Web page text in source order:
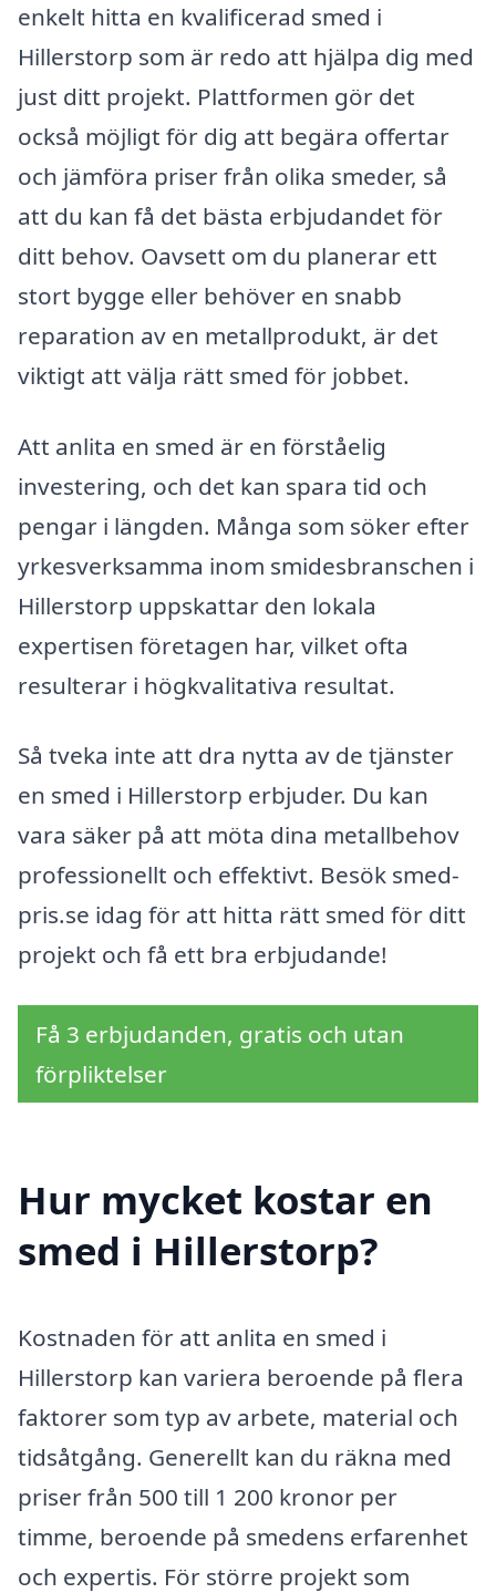
enkelt hitta en kvalificerad smed i
Hillerstorp som är redo att hjälpa dig med
just ditt projekt. Plattformen gör det
också möjligt för dig att begära offertar
och jämföra priser från olika smeder, så
att du kan få det bästa erbjudandet för
ditt behov. Oavsett om du planerar ett
stort bygge eller behöver en snabb
reparation av en metallprodukt, är det
viktigt att välja rätt smed för jobbet.
Att anlita en smed är en förståelig
investering, och det kan spara tid och
pengar i längden. Många som söker efter
yrkesverksamma inom smidesbranschen i
Hillerstorp uppskattar den lokala
expertisen företagen har, vilket ofta
resulterar i högkvalitativa resultat.
Så tveka inte att dra nytta av de tjänster
en smed i Hillerstorp erbjuder. Du kan
vara säker på att möta dina metallbehov
professionellt och effektivt. Besök smed-
pris.se idag för att hitta rätt smed för ditt
projekt och få ett bra erbjudande!
Få 3 erbjudanden, gratis och utan
förpliktelser
Hur mycket kostar en
smed i Hillerstorp?
Kostnaden för att anlita en smed i
Hillerstorp kan variera beroende på flera
faktorer som typ av arbete, material och
tidsåtgång. Generellt kan du räkna med
priser från 500 till 1 200 kronor per
timme, beroende på smedens erfarenhet
och expertis. För större projekt som